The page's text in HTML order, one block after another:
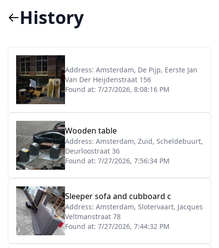
History
Address: Amsterdam, De Pijp, Eerste Jan
Van Der Heijdenstraat 156
Found at: 7/27/2026, 8:08:16 PM
Wooden table
Address: Amsterdam, Zuid, Scheldebuurt,
Deurloostraat 36
Found at: 7/27/2026, 7:56:34 PM
Sleeper sofa and cubboard c
Address: Amsterdam, Slotervaart, Jacques
Veltmanstraat 78
Found at: 7/27/2026, 7:44:32 PM